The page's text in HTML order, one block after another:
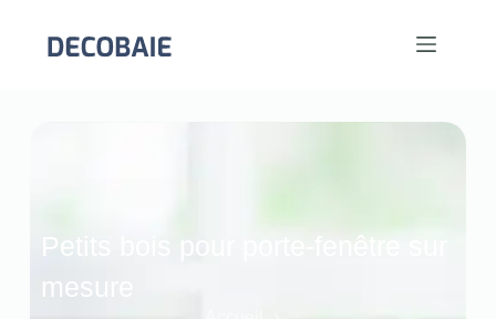
Petits bois pour porte‑fenêtre sur
mesure